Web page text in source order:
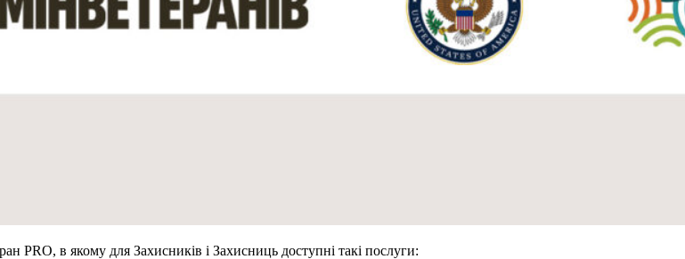
PRO, в якому для Захисників і Захисниць доступні такі послуги: